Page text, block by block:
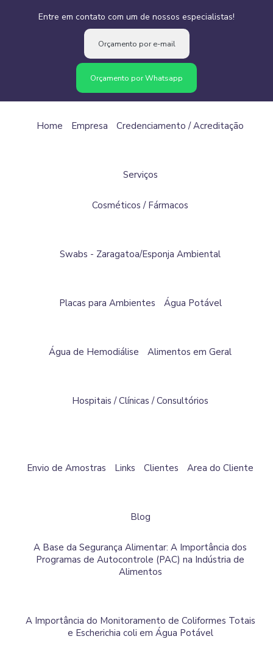
Entre em contato com um de nossos especialistas!
Orçamento por e-mail
Orçamento por Whatsapp
Home Empresa Credenciamento / Acreditação
Serviços
Cosméticos / Fármacos
Swabs - Zaragatoa/Esponja Ambiental
Placas para Ambientes Água Potável
Água de Hemodiálise Alimentos em Geral
Hospitais / Clínicas / Consultórios
Envio de Amostras Links Clientes Area do Cliente
Blog
A Base da Segurança Alimentar: A Importância dos
Programas de Autocontrole (PAC) na Indústria de
Alimentos
A Importância do Monitoramento de Coliformes Totais
e Escherichia coli em Água Potável